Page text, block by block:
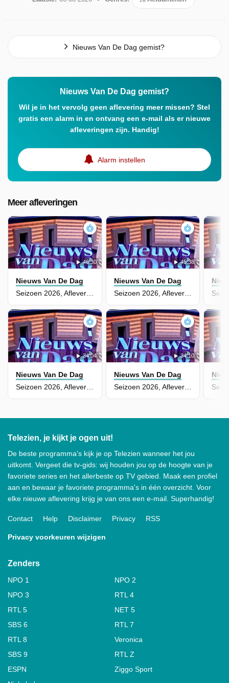
Nieuws Van De Dag gemist?
Nieuws Van De Dag gemist?
Wil je in het vervolg geen aflevering meer missen? Stel
gratis een alarm in en ontvang een e-mail als er nieuwe
afleveringen zijn. Handig!
Alarm instellen
Meer afleveringen
46:30
Nieuws Van De Dag
Seizoen 2026, Aflevering 139
45:38
Nieuws Van De Dag
Seizoen 2026, Aflevering 138
34:04
Nieuws Van De Dag
34:10
Nieuws Van De Dag
Seizoen 2026, Aflevering 136
Telezien, je kijkt je ogen uit!
De beste programma's kijk je op Telezien wanneer het jou
uitkomt. Vergeet die tv-gids: wij houden jou op de hoogte van je
favoriete series en het allerbeste op TV gebied. Maak een profiel
aan en bewaar je favoriete programma's in één overzicht. Voor
elke nieuwe aflevering krijg je van ons een e-mail. Superhandig!
Contact Help Disclaimer Privacy RSS
Privacy voorkeuren wijzigen
Zenders
NPO 1
NPO 2
NPO 3
RTL 4
RTL 5
NET 5
SBS 6
RTL 7
RTL 8
Veronica
SBS 9
RTL Z
ESPN
Ziggo Sport